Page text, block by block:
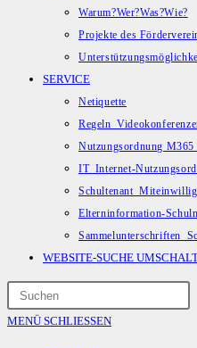
Warum?Wer?Was?Wie?
Projekte des
SERVICE
Netiquette
Nutzungsordnung
IT_Internet-
Elterninformation-
WEBSITE-SUCHE
MENÜ SCHLIESSEN